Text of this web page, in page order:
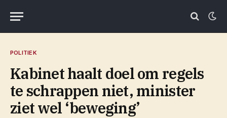
POLITIEK
Kabinet haalt doel om regels
te schrappen niet, minister
ziet wel ‘beweging’